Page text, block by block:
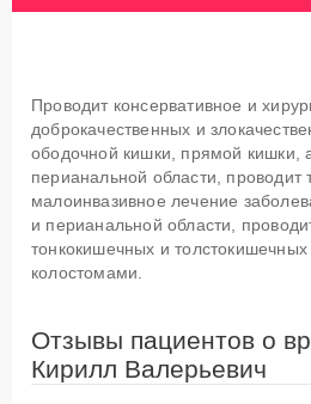
Проводит консервативное и
доброкачественных и
ободочной кишки, прямой кишки,
перианальной области, проводит
малоинвазивное лечение
и перианальной области,
тонкокишечных и
колостомами.
Отзывы пациентов о
Кирилл Валерьевич